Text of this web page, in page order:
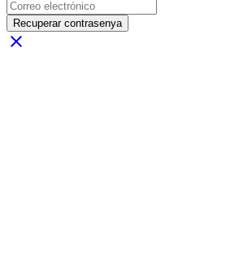
Recuperar contrasenya
close